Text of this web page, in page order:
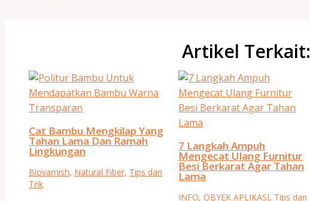
Artikel Terkait:
Cat Bambu Mengkilap Yang
Tahan Lama Dan Ramah
Lingkungan
Biovarnish, Natural Fiber, Tips dan
Trik
7 Langkah Ampuh
Mengecat Ulang Furnitur
Besi Berkarat Agar Tahan
Lama
INFO,OBYEK APLIKASI, Tips dan